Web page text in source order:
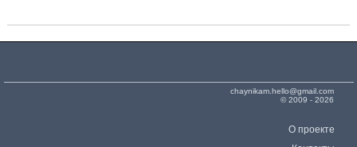
chaynikam.hello@gmail.com
© 2009 - 2026
О проекте